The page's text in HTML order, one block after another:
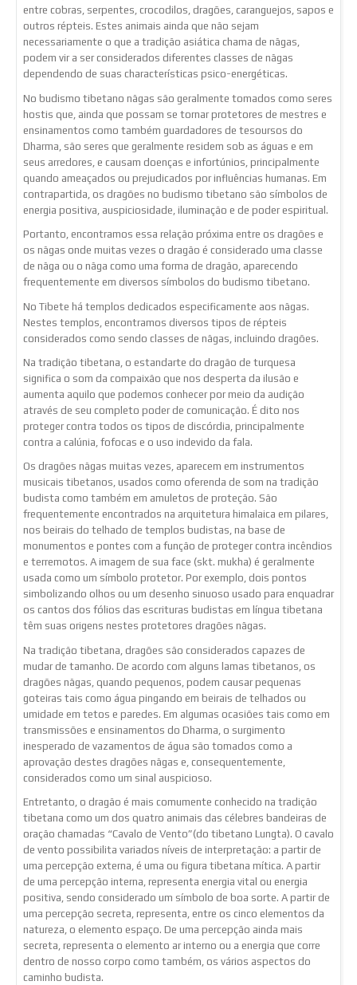
entre cobras, serpentes, crocodilos, dragões, caranguejos, sapos e
outros répteis. Estes animais ainda que não sejam
necessariamente o que a tradição asiática chama de nāgas,
podem vir a ser considerados diferentes classes de nāgas
dependendo de suas characterísticas psico-energéticas.
No budismo tibetano nāgas são geralmente tomados como seres
hostis que, ainda que possam se tornar protetores de mestres e
ensinamentos como também guardadores de tesoursos do
Dharma, são seres que geralmente residem sob as águas e em
seus arredores, e causam doenças e infortúnios, principalmente
quando ameaçados ou prejudicados por influências humanas. Em
contrapartida, os dragões no budismo tibetano são símbolos de
energia positiva, auspiciosidade, iluminação e de poder espiritual.
Portanto, encontramos essa relação próxima entre os dragões e
os nāgas onde muitas vezes o dragão é considerado uma classe
de nāga ou o nāga como uma forma de dragão, aparecendo
frequentemente em diversos símbolos do budismo tibetano.
No Tibete há templos dedicados especificamente aos nāgas.
Nestes templos, encontramos diversos tipos de répteis
considerados como sendo classes de nāgas, incluindo dragões.
Na tradição tibetana, o estandarte do dragão de turquesa
significa o som da compaixão que nos desperta da ilusão e
aumenta aquilo que podemos conhecer por meio da audição
através de seu completo poder de comunicação. É dito nos
proteger contra todos os tipos de discórdia, principalmente
contra a calúnia, fofocas e o uso indevido da fala.
Os dragões nāgas muitas vezes, aparecem em instrumentos
musicais tibetanos, usados como oferenda de som na tradição
budista como também em amuletos de proteção. São
frequentemente encontrados na arquitetura himalaica em pilares,
nos beirais do telhado de templos budistas, na base de
monumentos e pontes com a função de proteger contra incêndios
e terremotos. A imagem de sua face (skt. mukha) é geralmente
usada como um símbolo protetor. Por exemplo, dois pontos
simbolizando olhos ou um desenho sinuoso usado para enquadrar
os cantos dos fólios das escrituras budistas em língua tibetana
têm suas origens nestes protetores dragões nāgas.
Na tradição tibetana, dragões são considerados capazes de
mudar de tamanho. De acordo com alguns lamas tibetanos, os
dragões nāgas, quando pequenos, podem causar pequenas
goteiras tais como água pingando em beirais de telhados ou
umidade em tetos e paredes. Em algumas ocasiões tais como em
transmissões e ensinamentos do Dharma, o surgimento
inesperado de vazamentos de água são tomados como a
aprovação destes dragões nāgas e, consequentemente,
considerados como um sinal auspicioso.
Entretanto, o dragão é mais comumente conhecido na tradição
tibetana como um dos quatro animais das célebres bandeiras de
oração chamadas “Cavalo de Vento”(do tibetano Lungta). O cavalo
de vento possibilita variados níveis de interpretação: a partir de
uma percepção externa, é uma ou figura tibetana mítica. A partir
de uma percepção interna, representa energia vital ou energia
positiva, sendo considerado um símbolo de boa sorte. A partir de
uma percepção secreta, representa, entre os cinco elementos da
natureza, o elemento espaço. De uma percepção ainda mais
secreta, representa o elemento ar interno ou a energia que corre
dentro de nosso corpo como também, os vários aspectos do
caminho budista.